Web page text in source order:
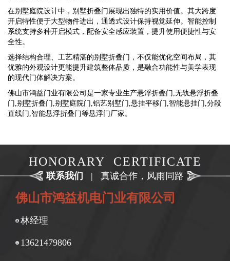
在别墅庭院设计中，别墅折叠门展现出独特的实用价值。其大跨度
开启特性便于大型物件进出，通透式设计保持视觉延伸。智能控制
系统支持多种开启模式，配备安全感应装置，提升使用便捷性与安
全性。
选择结构合理、工艺精湛的别墅折叠门，不仅能优化空间布局，其
优雅的外观设计更能提升建筑整体品质，是融合功能性与美学表现
的现代门体解决方案。
佛山市鸿益门业有限公司是一家专业生产悬浮折叠门,无轨悬浮折叠
门,别墅折叠门,别墅庭院门,铝艺别墅门,悬挂平移门,智能悬挂门,分段
直线门,智能悬浮折叠门等悬浮门厂家。
HONORARY CERTIFICATE
联系我们 | 真诚合作，风雨同路
佛山市鸿益机电门业有限公司
林经理
13621479806